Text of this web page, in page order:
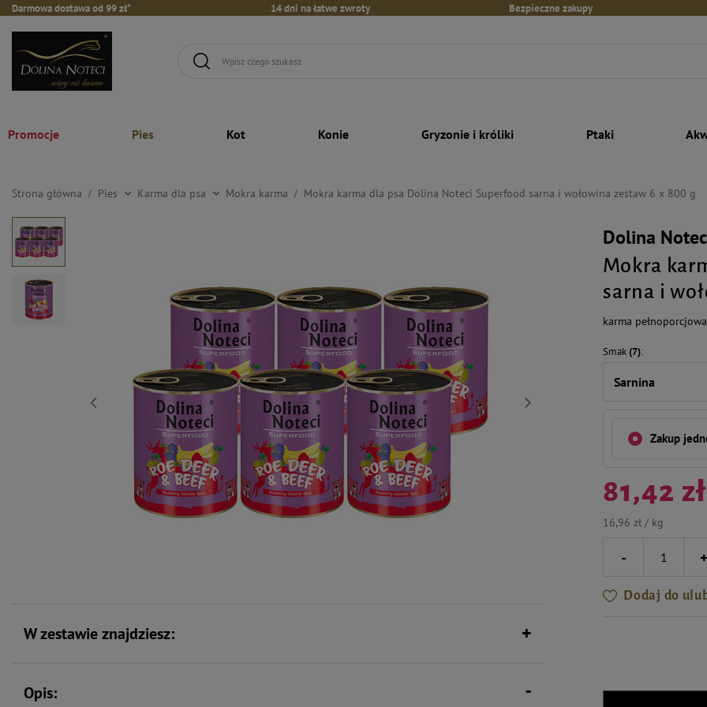
Darmowa dostawa od 99 zł* 14 dni na łatwe zwroty Bezpieczne zakupy
Promocje Pies Kot Konie Gryzonie i króliki Ptaki
Strona główna Pies Karma dla psa Mokra karma Mokra karma dla psa Dolina Noteci Superfood sarna i wołowina zestaw 6 x 800 g
Dolina
Mokra
sarna i
karma
Smak(7)
Sarnina
Zakup
81,42 zł
16,96 zł / kg
-
Dodaj do
W zestawie znajdziesz:
Opis: